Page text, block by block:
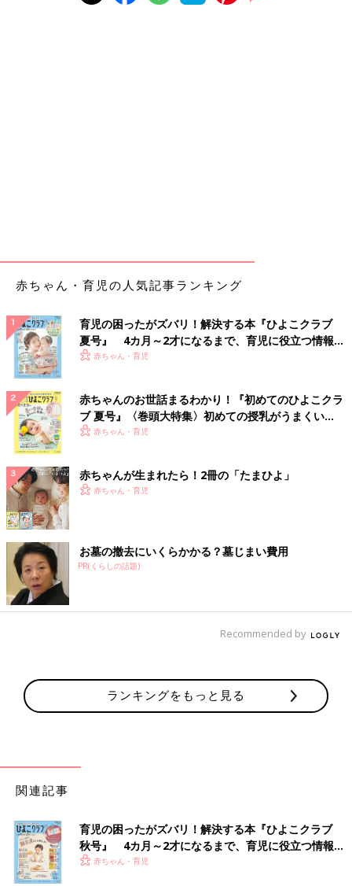
赤ちゃん・育児の人気記事ランキング
育児の困ったがズバリ！解決する本『ひよこクラブ
夏号』 4カ月～2才になるまで、育児に役立つ情報が
いっぱい！
赤ちゃん・育児
赤ちゃんのお世話まるわかり！『初めてのひよこクラ
ブ 夏号』〈巻頭大特集〉初めての授乳がうまくい
く！ おっぱい・ミルクの基本と夏のトラブル 解決テ
赤ちゃん・育児
赤ちゃんが生まれたら！2冊の「たまひよ」
赤ちゃん・育児
お墓の撤去にいくらかかる？墓じまい費用
PR(くらしの話題)
Recommended by
ランキングをもっと見る
関連記事
育児の困ったがズバリ！解決する本『ひよこクラブ
秋号』 4カ月～2才になるまで、育児に役立つ情報が
いっぱい！
赤ちゃん・育児